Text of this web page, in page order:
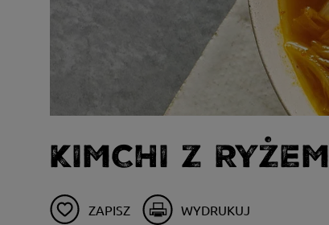
KIMCHI Z RYŻEM
ZAPISZ WYDRUKUJ